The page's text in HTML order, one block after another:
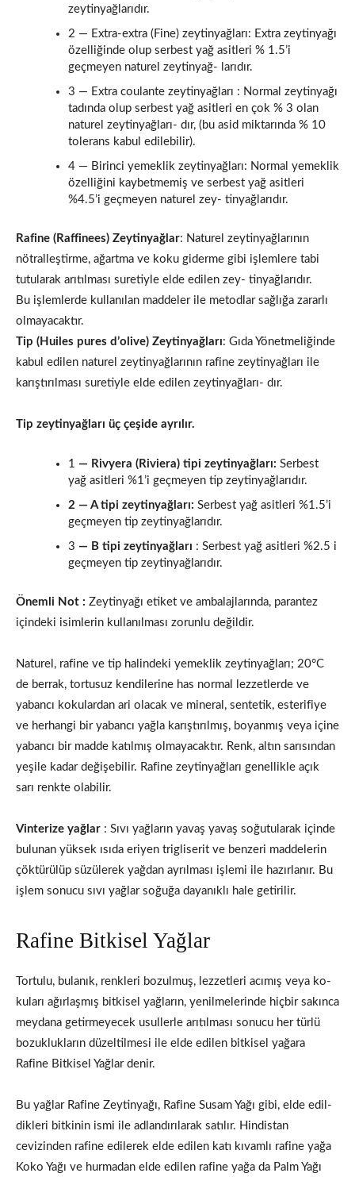
zeytinyağlarıdır.
2 — Extra-extra (Fine) zeytinyağları: Extra zeytinyağı
özelli­ğinde olup serbest yağ asitleri % 1.5’i
geçmeyen naturel zeytinyağ- larıdır.
3 — Extra coulante zeytinyağları : Normal zeytinyağı
tadın­da olup serbest yağ asitleri en çok % 3 olan
naturel zeytinyağları- dır, (bu asid miktarında % 10
tolerans kabul edilebilir).
4 — Birinci yemeklik zeytinyağları: Normal yemeklik
özelliğini kaybetmemiş ve serbest yağ asitleri
%4.5’i geçmeyen naturel zey- tinyağlarıdır.
Rafine (Raffinees) Zeytinyağlar: Naturel zeytinyağlarının
nötralleştirme, ağartma ve koku gider­me gibi işlemlere tabi
tutularak arıtılması suretiyle elde edilen zey- tinyağlarıdır.
Bu işlemlerde kullanılan maddeler ile metodlar sağlığa zarar­lı
olmayacaktır.
Tip (Huiles pures d’olive) Zeytinyağları: Gıda Yönetmeliğinde
kabul edilen naturel zeytinyağlarının rafi­ne zeytinyağları ile
karıştırılması suretiyle elde edilen zeytinyağları- dır.
Tip zeytinyağları üç çeşide ayrılır.
1 — Rivyera (Riviera) tipi zeytinyağları: Serbest
yağ asitleri %1’i geçmeyen tip zeytinyağlarıdır.
2 — A tipi zeytinyağları: Serbest yağ asitleri %1.5’i
geçmeyen tip zeytinyağlarıdır.
3 — B tipi zeytinyağları : Serbest yağ asitleri %2.5 i
geçme­yen tip zeytinyağlarıdır.
Önemli Not : Zeytinyağı etiket ve ambalajlarında, parantez
için­deki isimlerin kullanılması zorunlu değildir.
Naturel, rafine ve tip halindeki yemeklik zeytinyağları; 20°C
de berrak, tortusuz kendilerine has normal lezzetlerde ve
yabancı ko­kulardan ari olacak ve mineral, sentetik, esterifiye
ve herhangi bir yabancı yağla karıştırılmış, boyanmış veya içine
yabancı bir mad­de katılmış olmayacaktır. Renk, altın sarısından
yeşile kadar de­ğişebilir. Rafine zeytinyağları genellikle açık
sarı renkte olabilir.
Vinterize yağlar : Sıvı yağların yavaş yavaş soğutularak için­de
bulunan yüksek ısıda eriyen trigliserit ve benzeri maddelerin
çök­türülüp süzülerek yağdan ayrılması işlemi ile hazırlanır. Bu
işlem sonucu sıvı yağlar soğuğa dayanıklı hale getirilir.
Rafine Bitkisel Yağlar
Tortulu, bulanık, renkleri bozulmuş, lezzetleri acımış veya ko­
kuları ağırlaşmış bitkisel yağların, yenilmelerinde hiçbir sakınca
meydana getirmeyecek usullerle arıtılması sonucu her türlü
bozuk­lukların düzeltilmesi ile elde edilen bitkisel yağara
Rafine Bitkisel Yağlar denir.
Bu yağlar Rafine Zeytinyağı, Rafine Susam Yağı gibi, elde edil­
dikleri bitkinin ismi ile adlandırılarak satılır. Hindistan
cevizinden rafine edilerek elde edilen katı kıvamlı rafine yağa
Koko Yağı ve hurmadan elde edilen rafine yağa da Palm Yağı